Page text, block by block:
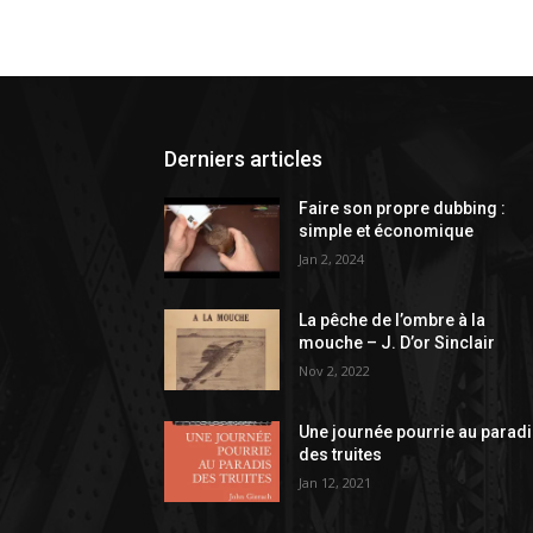
Derniers articles
Faire son propre dubbing :
simple et économique
Jan 2, 2024
La pêche de l’ombre à la
mouche – J. D’or Sinclair
Nov 2, 2022
Une journée pourrie au
des truites
Jan 12, 2021